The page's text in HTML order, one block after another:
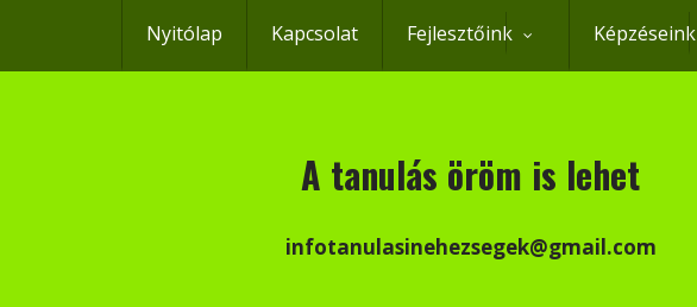
Nyitólap Kapcsolat Fejlesztőink Képzéseink
A tanulás öröm is lehet
infotanulasinehezsegek@gmail.com